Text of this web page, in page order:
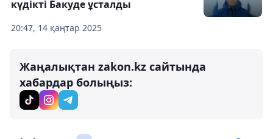
20:47, 14 қаңтар 2025
күдікті Бакуде ұсталды
Жаңалықтан zakon.kz сайтында
хабардар болыңыз: